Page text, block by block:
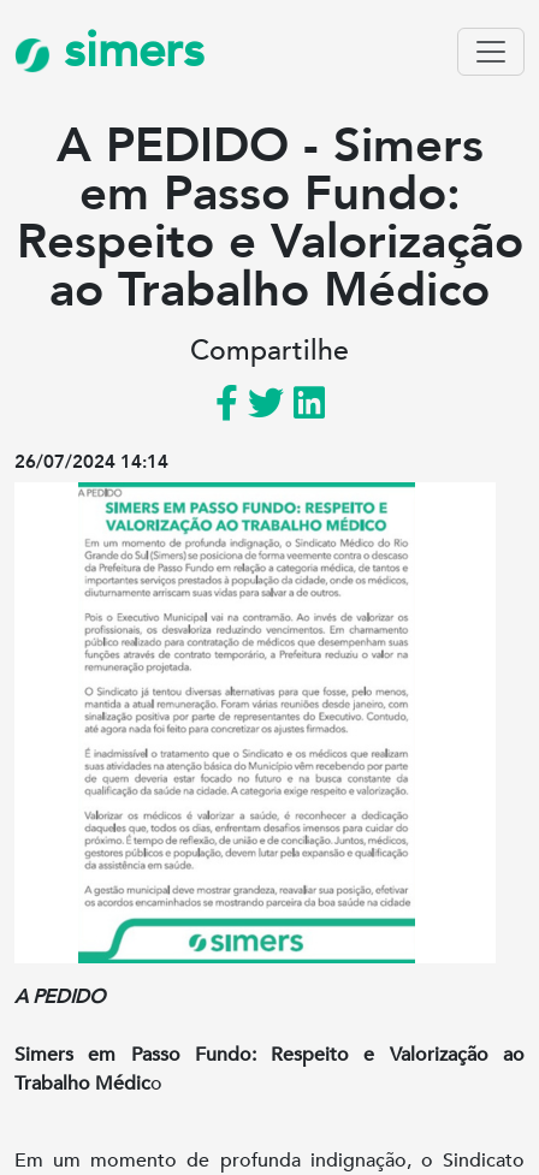
simers
A PEDIDO - Simers
em Passo Fundo:
Respeito e Valorização
ao Trabalho Médico
Compartilhe
26/07/2024 14:14
A PEDIDO
Simers em Passo Fundo: Respeito e Valorização ao
Trabalho Médico
Em um momento de profunda indignação, o Sindicato